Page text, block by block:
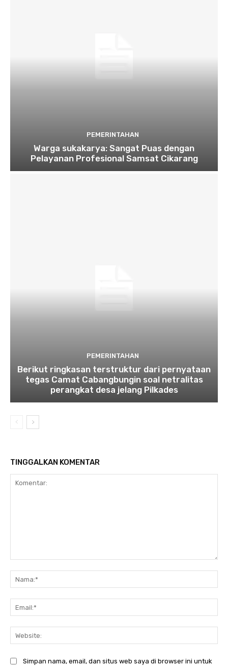
PEMERINTAHAN
Warga sukakarya: Sangat Puas dengan
Pelayanan Profesional Samsat Cikarang
PEMERINTAHAN
Berikut ringkasan terstruktur dari pernyataan
tegas Camat Cabangbungin soal netralitas
perangkat desa jelang Pilkades
TINGGALKAN KOMENTAR
Simpan nama, email, dan situs web saya di browser ini untuk